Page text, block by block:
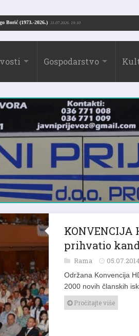
Drago Borić (1973.-2026.) 31.07.2026. 19:10
Gospodarstvo
KONVENCIJA
prihvatio
2000 novih članskih
Pročitajte više